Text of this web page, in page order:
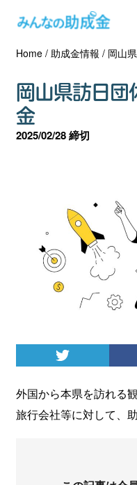
助成金を探す
士業の方へ
助成金コラム
ダウンロード
Home/ 助成金情報 / 岡山
岡山県訪日団
金
2025/02/28 締切
外国から本県を訪れる
旅行会社等に対して、